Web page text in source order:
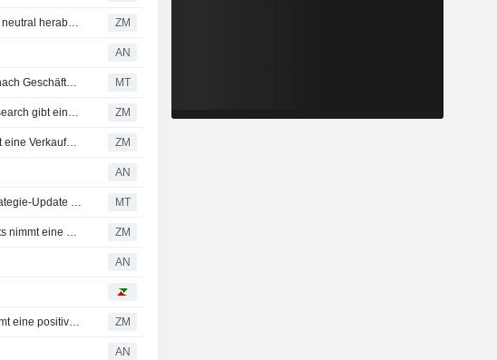
BERKELEY GROUP HOLDINGS PLC : Von Berenberg Bank auf neutral herabgestuft ZM
AN
RBC aktualisiert Kursziel und Schätzungen für Berkeley Group nach Geschäftsjahr-2026-Ergebnissen MT
THE BERKELEY GROUP HOLDINGS PLC : Deutsche Bank Research gibt eine neutrale Bewertung ab ZM
THE BERKELEY GROUP HOLDINGS PLC : Morgan Stanley gibt eine Verkaufsbewertung ab ZM
AN
BofA passt Kursziel und Prognosen für Berkeley Group nach Strategie-Update an MT
THE BERKELEY GROUP HOLDINGS PLC : RBC Capital Markets nimmt eine positive Haltung ein ZM
AN
THE BERKELEY GROUP HOLDINGS PLC : BofA Securities nimmt eine positive Haltung ein ZM
AN